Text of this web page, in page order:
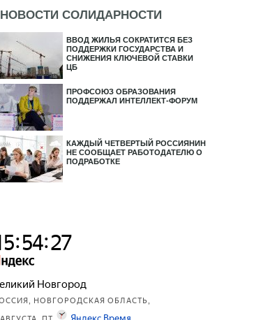
НОВОСТИ СОЛИДАРНОСТИ
ВВОД ЖИЛЬЯ СОКРАТИТСЯ БЕЗ
ПОДДЕРЖКИ ГОСУДАРСТВА И
СНИЖЕНИЯ КЛЮЧЕВОЙ СТАВКИ
ЦБ
ПРОФСОЮЗ ОБРАЗОВАНИЯ
ПОДДЕРЖАЛ ИНТЕЛЛЕКТ-ФОРУМ
КАЖДЫЙ ЧЕТВЕРТЫЙ РОССИЯНИН
НЕ СООБЩАЕТ РАБОТОДАТЕЛЮ О
ПОДРАБОТКЕ